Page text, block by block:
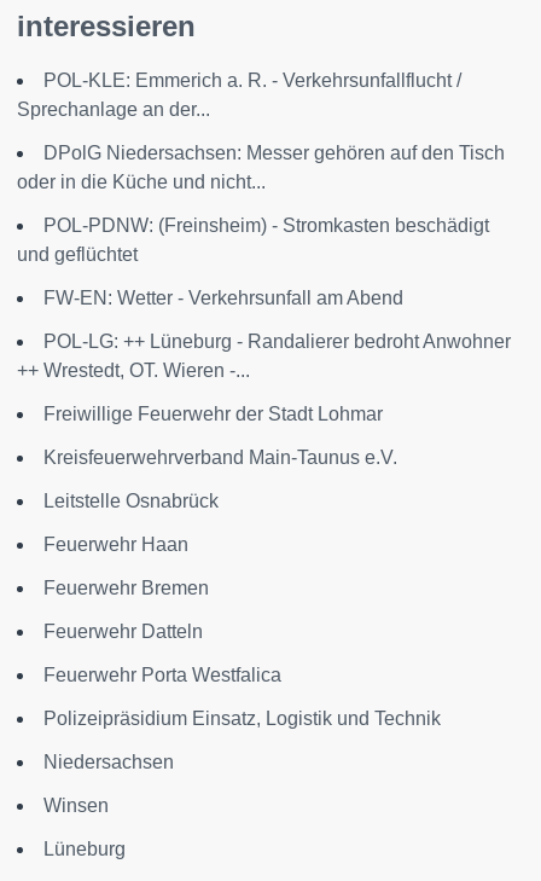
interessieren
POL-KLE: Emmerich a. R. - Verkehrsunfallflucht /
Sprechanlage an der...
DPolG Niedersachsen: Messer gehören auf den Tisch
oder in die Küche und nicht...
POL-PDNW: (Freinsheim) - Stromkasten beschädigt
und geflüchtet
FW-EN: Wetter - Verkehrsunfall am Abend
POL-LG: ++ Lüneburg - Randalierer bedroht Anwohner
++ Wrestedt, OT. Wieren -...
Freiwillige Feuerwehr der Stadt Lohmar
Kreisfeuerwehrverband Main-Taunus e.V.
Leitstelle Osnabrück
Feuerwehr Haan
Feuerwehr Bremen
Feuerwehr Datteln
Feuerwehr Porta Westfalica
Polizeipräsidium Einsatz, Logistik und Technik
Niedersachsen
Winsen
Lüneburg